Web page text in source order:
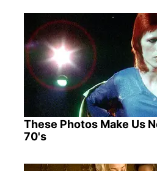
These Photos Make Us
70's